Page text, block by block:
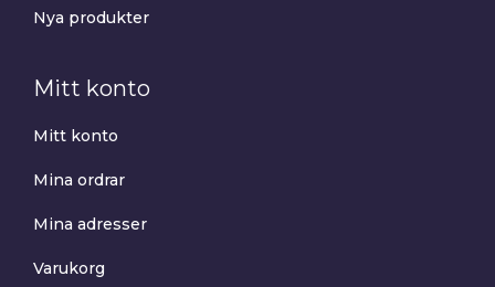
Nya produkter
Mitt konto
Mitt konto
Mina ordrar
Mina adresser
Varukorg